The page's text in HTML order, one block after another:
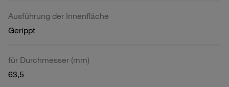
Ausführung der Innenfläche
Gerippt
für Durchmesser (mm)
63,5